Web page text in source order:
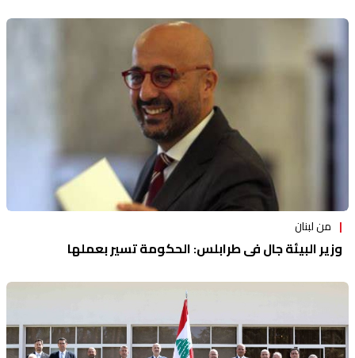
من لبنان
وزير البيئة جال في طرابلس: الحكومة تسير بعملها